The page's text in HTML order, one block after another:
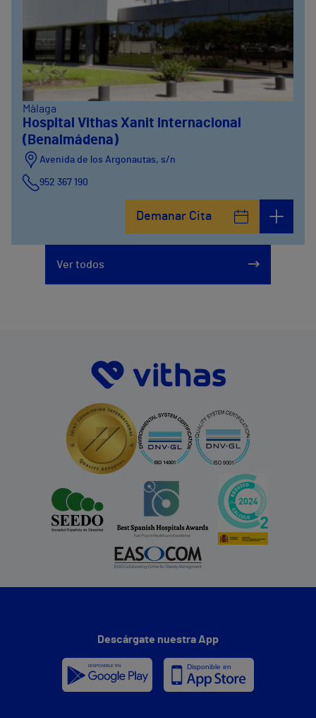
Màlaga
Hospital Vithas Xanit Internacional
(Benalmádena)
Avenida de los Argonautas, s/n
952 367 190
Demanar Cita
Ver todos
Descárgate nuestra App